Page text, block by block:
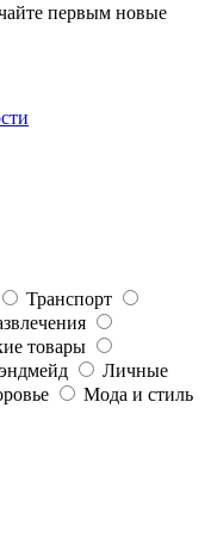
первым новые
Транспорт
товары
Личные
Мода и стиль